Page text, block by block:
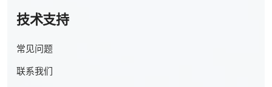
技术支持
常见问题
联系我们